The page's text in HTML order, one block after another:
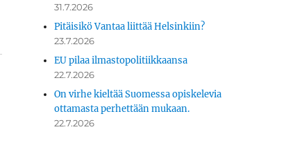
31.7.2026
Pitäisikö Vantaa liittää Helsinkiin?
23.7.2026
EU pilaa ilmastopolitiikkaansa
22.7.2026
On virhe kieltää Suomessa opiskelevia
ottamasta perhettään mukaan.
22.7.2026